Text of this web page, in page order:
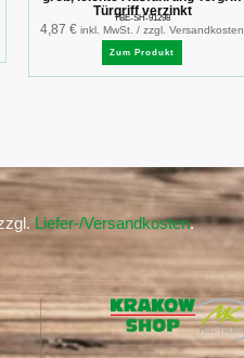
Türgriff verzinkt
TBE-SH-91298
4,87 € inkl. MwSt. / zzgl. Versandkosten
Zum Produkt
Liefer-/Versandkosten.